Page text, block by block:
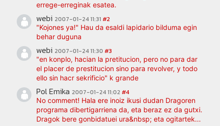
errege-erreginak esatea.
webi 2007-01-24 11:31 #2
"Kojones ya!" Hau da esaldi lapidario bilduma egin
behar duguna
webi 2007-01-24 11:30 #3
"en konplo, hacian la pretitucion, pero no para dar
el placer de prestitucion sino para revolver, y todo
ello sin hacr sekrificio" k grande
Pol Emika 2007-01-24 11:02 #4
No comment! Hala ere inoiz ikusi dudan Dragoren
programa dibertigarriena da, eta beraz ez da gutxi.
Dragok bere gonbidatuei ura&nbsp; eta ogitartek...